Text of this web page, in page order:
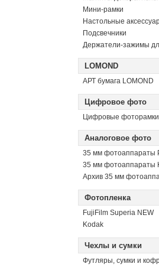
Мини-рамки
Настольные
Подсвечники
Держатели-зажимы
LOMOND
АРТ бумага LOMOND
Цифровое фото
Цифровые фоторамки
Аналоговое фото
35 мм фотоаппараты
35 мм фотоаппараты
Архив 35 мм
Фотопленка
FujiFilm Superia NEW
Kodak
Чехлы и сумки
Футляры, сумки и